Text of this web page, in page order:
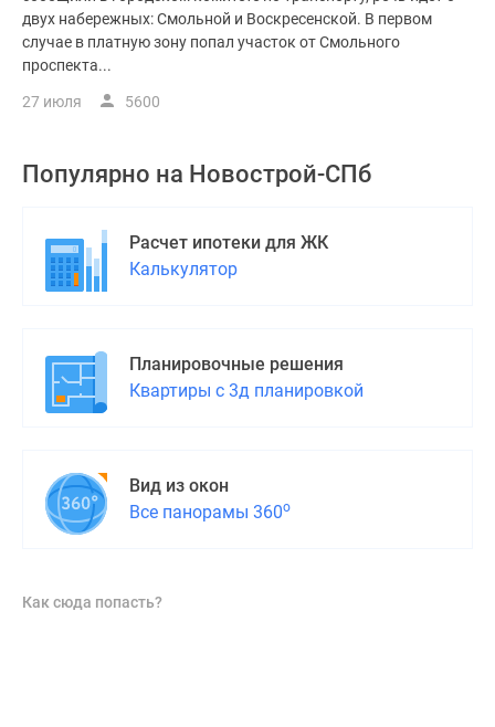
двух набережных: Смольной и Воскресенской. В первом
случае в платную зону попал участок от Смольного
проспекта...
27 июля 5600
Популярно на Новострой-СПб
Расчет ипотеки для ЖК
Калькулятор
Планировочные решения
Квартиры с 3д планировкой
Вид из окон
Все панорамы 360о
Как сюда попасть?